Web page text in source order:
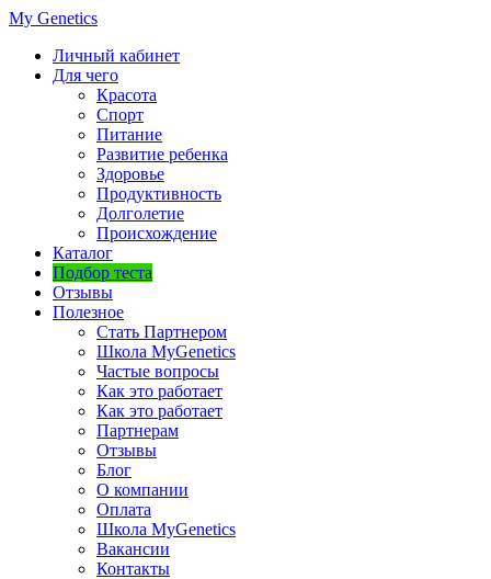
My Genetics
Личный кабинет
Для чего
Красота
Спорт
Питание
Развитие ребенка
Здоровье
Продуктивность
Долголетие
Происхождение
Каталог
Подбор теста
Отзывы
Полезное
Стать Партнером
Школа MyGenetics
Частые вопросы
Как это работает
Как это работает
Партнерам
Отзывы
Блог
О компании
Оплата
Школа MyGenetics
Вакансии
Контакты